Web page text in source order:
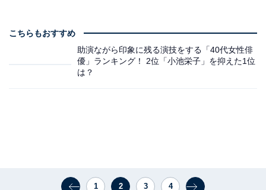
こちらもおすすめ
助演ながら印象に残る演技をする「40代女性俳
優」ランキング！ 2位「小池栄子」を抑えた1位
は？
1 2 3 4